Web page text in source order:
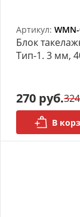
Артикул:
Блок
Тип-1. 3 мм,
270 руб.
В